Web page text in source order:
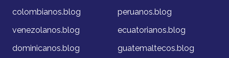
colombianos.blog
peruanos.blog
venezolanos.blog
ecuatorianos.blog
dominicanos.blog
guatemaltecos.blog